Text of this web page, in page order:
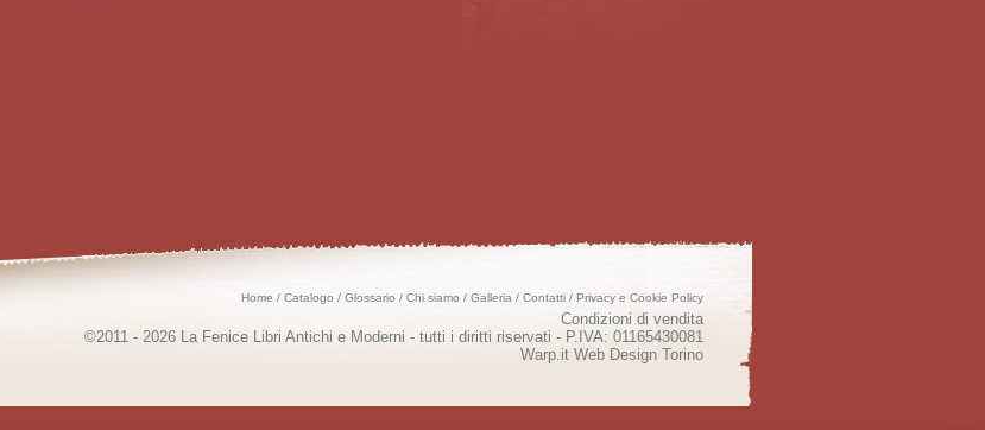
Home / Catalogo / Glossario / Chi siamo / Galleria / Contatti / Privacy e Cookie Policy
Condizioni di vendita
©2011 - 2026 La Fenice Libri Antichi e Moderni - tutti i diritti riservati - P.IVA: 01165430081
Warp.it Web Design Torino